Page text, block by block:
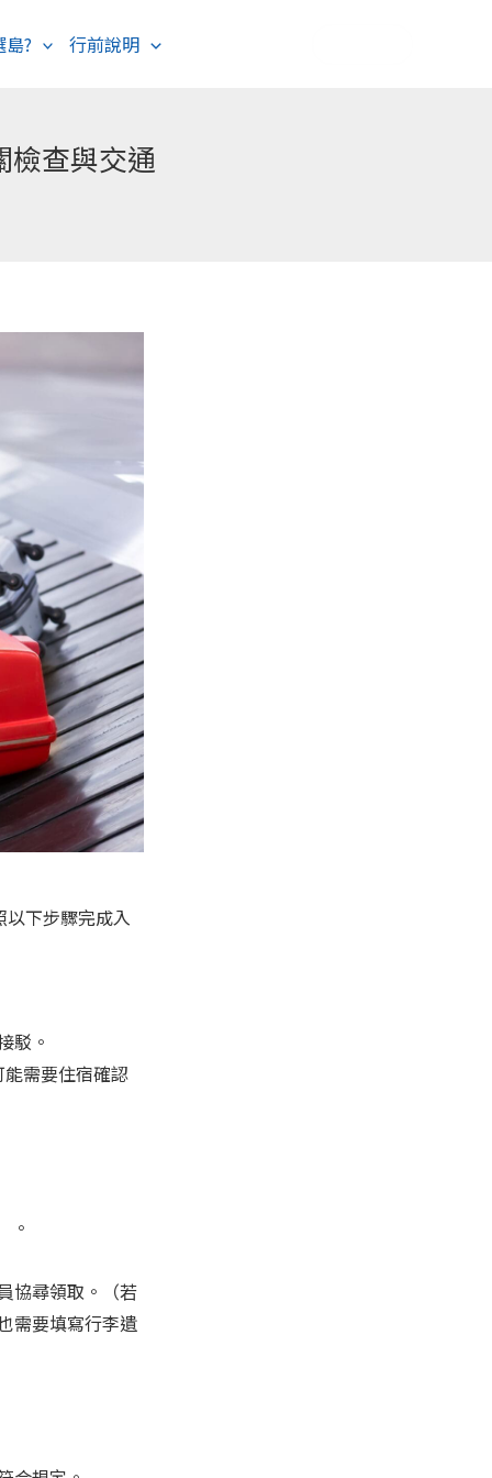
島? 行前說明
檢查與交通
下步驟完成入
駁。
需要住宿確認
。
協尋領取。（若
需要填寫行李遺